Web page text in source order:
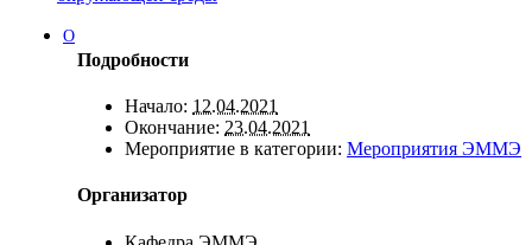
Подробности
Начало: 12.04.2021
Окончание: 23.04.2021
Мероприятие в категории: Мероприятия ЭММЭ
Организатор
О